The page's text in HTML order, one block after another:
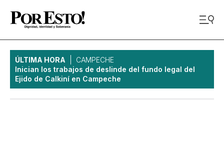
ÚLTIMA HORA
CAMPECHE
Inician los trabajos de deslinde del fundo legal del
Ejido de Calkiní en Campeche